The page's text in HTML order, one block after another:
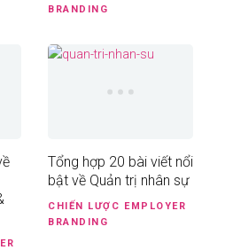
BRANDING
Tổng hợp 20 bài viết nổi
bật về Quản trị nhân sự
CHIẾN LƯỢC EMPLOYER
BRANDING